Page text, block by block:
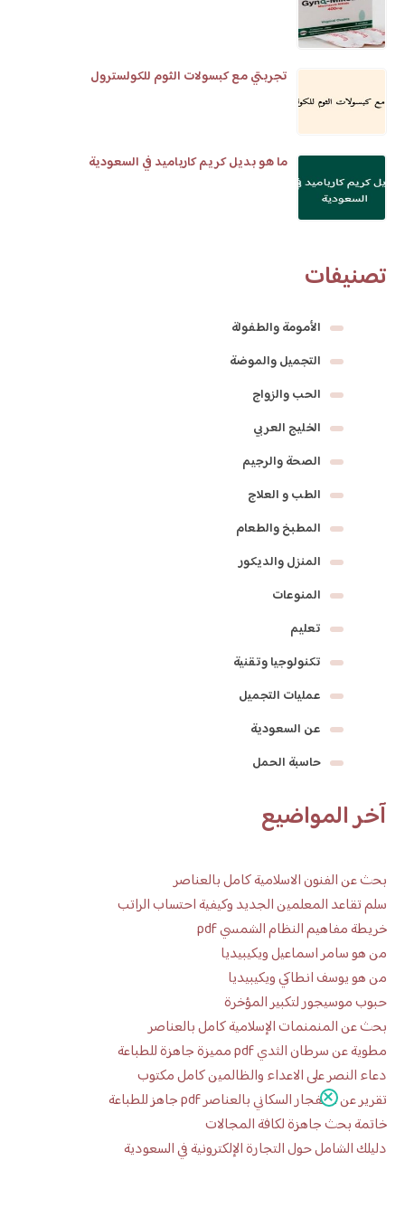
تجربتي مع كبسولات الثوم للكولسترول
ما هو بديل كريم كارباميد في السعودية
تصنيفات
الأمومة والطفولة
التجميل والموضة
الحب والزواج
الخليج العربي
الصحة والرجيم
الطب و العلاج
المطبخ والطعام
المنزل والديكور
المنوعات
تعليم
تكنولوجيا وتقنية
عمليات التجميل
عن السعودية
حاسبة الحمل
آخر المواضيع
بحث عن الفنون الاسلامية كامل بالعناصر
سلم تقاعد المعلمين الجديد وكيفية احتساب الراتب
خريطة مفاهيم النظام الشمسي pdf
من هو سامر اسماعيل ويكيبيديا
من هو يوسف انطاكي ويكيبيديا
حبوب موسيجور لتكبير المؤخرة
بحث عن المنمنمات الإسلامية كامل بالعناصر
مطوية عن سرطان الثدي pdf مميزة جاهزة للطباعة
دعاء النصر على الاعداء والظالمين كامل مكتوب
تقرير عن الانفجار السكاني بالعناصر pdf جاهز للطباعة
خاتمة بحث جاهزة لكافة المجالات
دليلك الشامل حول التجارة الإلكترونية في السعودية